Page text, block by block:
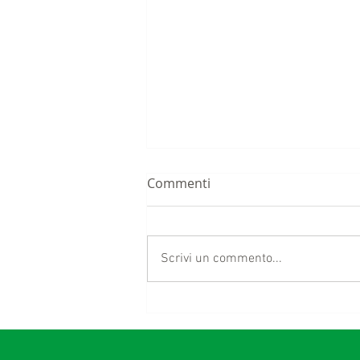
2004-2024 Conversazione di
Commenti
Scrivi un commento...